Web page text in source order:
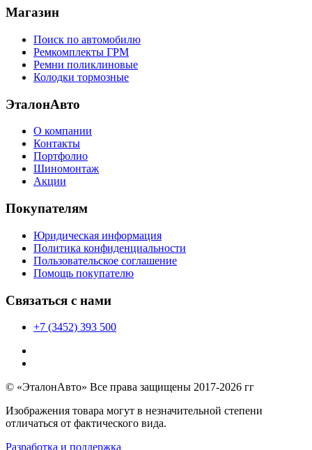
Магазин
Поиск по автомобилю
Ремкомплекты ГРМ
Ремни поликлиновые
Колодки тормозные
ЭталонАвто
О компании
Контакты
Портфолио
Шиномонтаж
Акции
Покупателям
Юридическая информация
Политика конфиденциальности
Пользовательское соглашение
Помощь покупателю
Связаться с нами
+7 (3452) 393 500
© «ЭталонАвто» Все права защищены 2017-2026 гг
Изображения товара могут в незначительной степени
отличаться от фактического вида.
Разработка и поддержка